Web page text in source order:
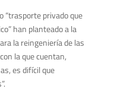
“trasporte privado que
han planteado a la
la reingeniería de las
la que cuentan,
es difícil que